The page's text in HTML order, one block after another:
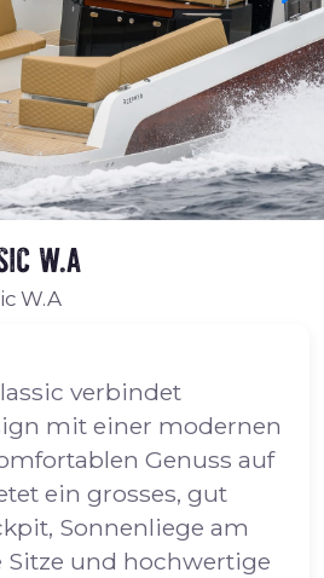
W.A
W.A
verbindet
mit einer modernen
Genuss auf
ein grosses, gut
Sonnenliege am
Sitze und hochwertige